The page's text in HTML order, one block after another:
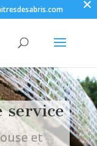
service
et